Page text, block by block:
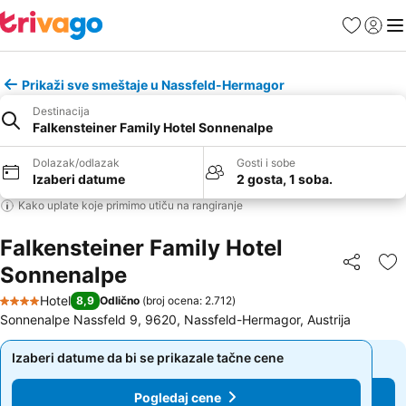
FavoritiPrijavi
Prikaži sve smeštaje u Nassfeld-Hermagor
Destinacija
Falkensteiner Family Hotel Sonnenalpe
Dolazak/odlazak
Izaberi datume
Gosti i sobe
2 gosta, 1 soba.
Kako uplate koje primimo utiču na rangiranje
Falkensteiner Family Hotel
Sonnenalpe
Deli
4 Zvezdice
Hotel 8,9 Odlično (broj ocena: 2.712)
Sonnenalpe Nassfeld 9, 9620, Nassfeld-Hermagor, Austrija
Izaberi datume da bi se prikazale tačne cene
Pogledaj cene
Izaberi datume da bi se prikazale tačne cene
Pogledaj cene